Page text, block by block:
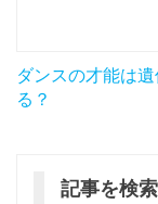
投
稿
ダンスの才能は
る？
記事を検索